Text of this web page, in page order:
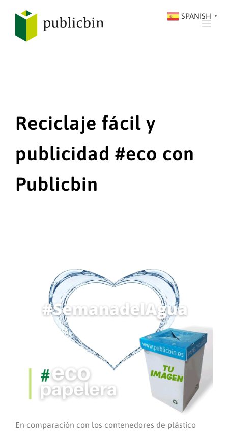
CONTENIDO
Reciclaje fácil y
publicidad #eco con
Publicbin
En comparación con los contenedores de plástico
SPANISH ▼